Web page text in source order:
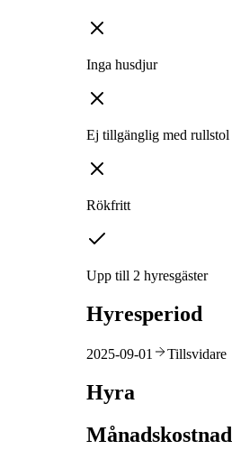
Inga husdjur
Ej tillgänglig med rullstol
Rökfritt
Upp till 2 hyresgäster
Hyresperiod
2025-09-01 Tillsvidare
Hyra
Månadskostnad